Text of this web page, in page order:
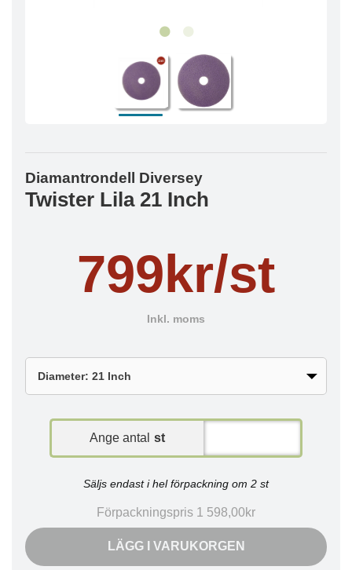
Diamantrondell Diversey
Twister Lila 21 Inch
799kr/st
Inkl. moms
Ange antal st
Säljs endast i hel förpackning om 2 st
Förpackningspris 1 598,00kr
LÄGG I VARUKORGEN